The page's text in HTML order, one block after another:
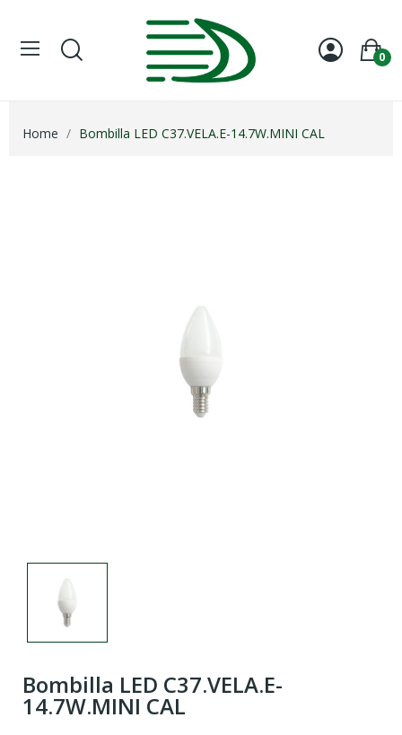
0
Home Bombilla LED C37.VELA.E-14.7W.MINI CAL
Bombilla LED C37.VELA.E-
14.7W.MINI CAL